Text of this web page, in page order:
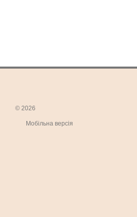
© 2026
Мобільна версія